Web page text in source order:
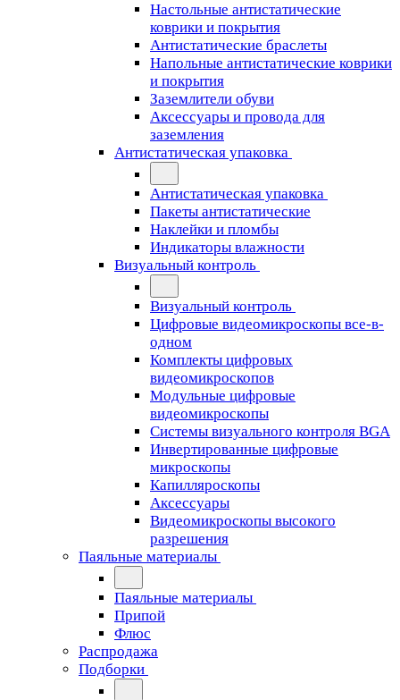
Настольные антистатические
коврики и покрытия
Антистатические браслеты
Напольные антистатические коврики
и покрытия
Заземлители обуви
Аксессуары и провода для
заземления
Антистатическая упаковка
Антистатическая упаковка
Пакеты антистатические
Наклейки и пломбы
Индикаторы влажности
Визуальный контроль
Визуальный контроль
Цифровые видеомикроскопы все-в-
одном
Комплекты цифровых
видеомикроскопов
Модульные цифровые
видеомикроскопы
Cистемы визуального контроля BGA
Инвертированные цифровые
микроскопы
Капилляроскопы
Аксессуары
Видеомикроскопы высокого
разрешения
Паяльные материалы
Паяльные материалы
Припой
Флюс
Распродажа
Подборки